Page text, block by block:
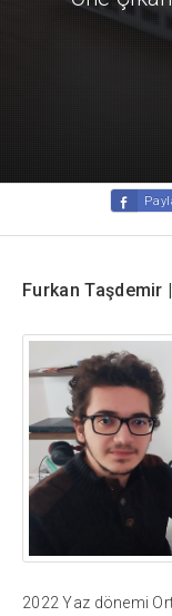
Furkan Taşdemir
2022 Yaz dönemi